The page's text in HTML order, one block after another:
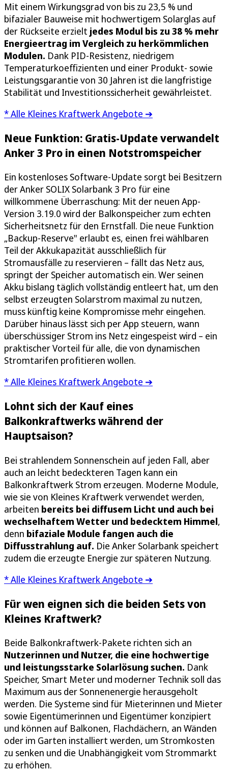
Mit einem Wirkungsgrad von bis zu 23,5 % und
bifazialer Bauweise mit hochwertigem Solarglas auf
der Rückseite erzielt jedes Modul bis zu 38 % mehr
Energieertrag im Vergleich zu herkömmlichen
Modulen. Dank PID-Resistenz, niedrigem
Temperaturkoeffizienten und einer Produkt- sowie
Leistungsgarantie von 30 Jahren ist die langfristige
Stabilität und Investitionssicherheit gewährleistet.
* Alle Kleines Kraftwerk Angebote ➔
Neue Funktion: Gratis-Update verwandelt
Anker 3 Pro in einen Notstromspeicher
Ein kostenloses Software-Update sorgt bei Besitzern
der Anker SOLIX Solarbank 3 Pro für eine
willkommene Überraschung: Mit der neuen App-
Version 3.19.0 wird der Balkonspeicher zum echten
Sicherheitsnetz für den Ernstfall. Die neue Funktion
„Backup-Reserve" erlaubt es, einen frei wählbaren
Teil der Akkukapazität ausschließlich für
Stromausfälle zu reservieren – fällt das Netz aus,
springt der Speicher automatisch ein. Wer seinen
Akku bislang täglich vollständig entleert hat, um den
selbst erzeugten Solarstrom maximal zu nutzen,
muss künftig keine Kompromisse mehr eingehen.
Darüber hinaus lässt sich per App steuern, wann
überschüssiger Strom ins Netz eingespeist wird – ein
praktischer Vorteil für alle, die von dynamischen
Stromtarifen profitieren wollen.
* Alle Kleines Kraftwerk Angebote ➔
Lohnt sich der Kauf eines
Balkonkraftwerks während der
Hauptsaison?
Bei strahlendem Sonnenschein auf jeden Fall, aber
auch an leicht bedeckteren Tagen kann ein
Balkonkraftwerk Strom erzeugen. Moderne Module,
wie sie von Kleines Kraftwerk verwendet werden,
arbeiten bereits bei diffusem Licht und auch bei
wechselhaftem Wetter und bedecktem Himmel,
denn bifaziale Module fangen auch die
Diffusstrahlung auf. Die Anker Solarbank speichert
zudem die erzeugte Energie zur späteren Nutzung.
* Alle Kleines Kraftwerk Angebote ➔
Für wen eignen sich die beiden Sets von
Kleines Kraftwerk?
Beide Balkonkraftwerk-Pakete richten sich an
Nutzerinnen und Nutzer, die eine hochwertige
und leistungsstarke Solarlösung suchen. Dank
Speicher, Smart Meter und moderner Technik soll das
Maximum aus der Sonnenenergie herausgeholt
werden. Die Systeme sind für Mieterinnen und Mieter
sowie Eigentümerinnen und Eigentümer konzipiert
und können auf Balkonen, Flachdächern, an Wänden
oder im Garten installiert werden, um Stromkosten
zu senken und die Unabhängigkeit vom Strommarkt
zu erhöhen.